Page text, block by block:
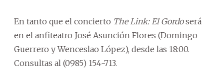
En tanto que el concierto The Link: El Gordoserá
en el anfiteatro José Asunción Flores (Domingo
Guerrero y Wenceslao López), desde las 18:00.
Consultas al (0985) 154-713.